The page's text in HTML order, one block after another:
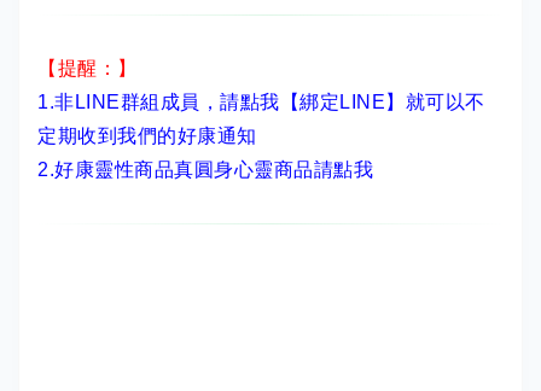
【提醒：】
1.非LINE群組成員， 請點我【綁定LINE】 就可以不
定期收到我們的好康通知
2.好康靈性商品真圓身心靈商品請點我